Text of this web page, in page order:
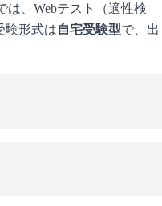
は、Webテスト（適性検
験形式は自宅受験型で、 出